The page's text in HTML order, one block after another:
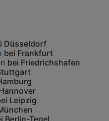
Düsseldorf
bei Frankfurt
bei Friedrichshafen
Leipzig
Berlin-Tegel